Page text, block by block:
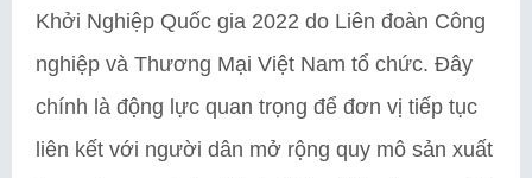
Khởi Nghiệp Quốc gia 2022 do Liên đoàn Công
nghiệp và Thương Mại Việt Nam tổ chức. Đây
chính là động lực quan trọng để đơn vị tiếp tục
liên kết với người dân mở rộng quy mô sản xuất